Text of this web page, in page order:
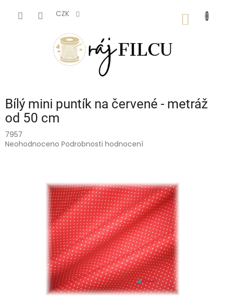
CZK
Bílý mini puntík na červené - metráž
od 50 cm
7957
Průměrné
Neohodnoceno Podrobnosti hodnocení